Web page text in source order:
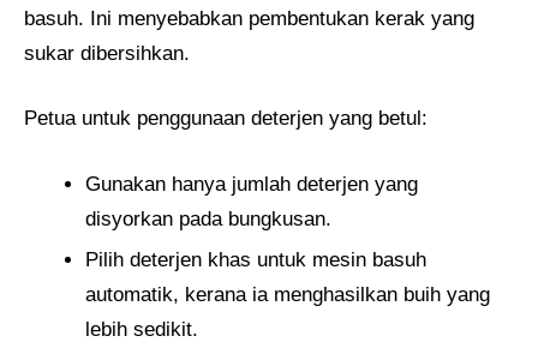
basuh. Ini menyebabkan pembentukan kerak yang
sukar dibersihkan.
Petua untuk penggunaan deterjen yang betul:
Gunakan hanya jumlah deterjen yang
disyorkan pada bungkusan.
Pilih deterjen khas untuk mesin basuh
automatik, kerana ia menghasilkan buih yang
lebih sedikit.